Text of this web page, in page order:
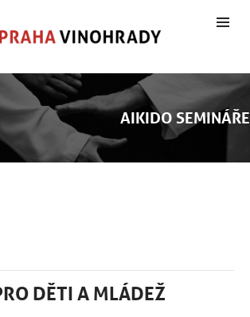
AIKIDO SEMINÁŘE
DĚTI A MLÁDEŽ